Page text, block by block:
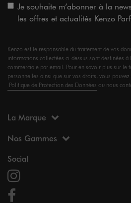
Je souhaite m’abonner à la
les offres et actualités Kenzo
Kenzo est le responsable du traitement de vos
informations collectées ci-dessus sont destinées à
commerciale par email. Pour en savoir plus sur le
personnelles ainsi que sur vos droits, vous
Politique de Protection des Données ou nous
La Marque
Nos Gammes
Social